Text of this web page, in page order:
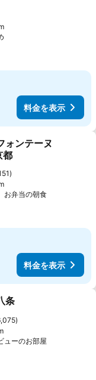
料金を表示
追加
ォンテーヌ
都
お弁当の朝食料金を表示
料金を表示
追加
条
ューのお部屋料金を表示